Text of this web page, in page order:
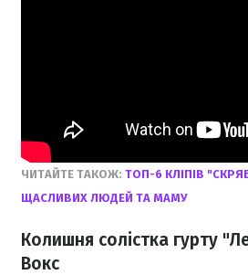
ЧИТАЙТЕ ТАКОЖ: ТОП-6 КЛІПІВ
ЩАСЛИВИХ ЛЮДЕЙ ТА МАМУ
Колишня солістка гурту
Вокс